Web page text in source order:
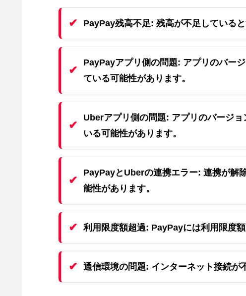
PayPay残高不足: 残高が不足している
PayPayアプリ側の問題: アプリのバー
ている可能性があります。
Uberアプリ側の問題: アプリのバージ
いる可能性があります。
PayPayとUberの連携エラー: 連携が解
能性があります。
利用限度額超過: PayPayには利用限度
通信環境の問題: インターネット接続が